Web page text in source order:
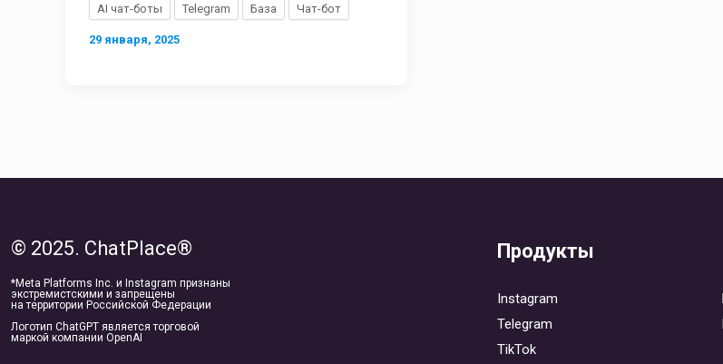
AI чат-боты Telegram База Чат-бот
29 января, 2025
© 2025. ChatPlace®
*Meta Platforms Inc. и Instagram признаны
экстремистскими и запрещены
на территории Российской Федерации
Логотип ChatGPT является торговой
маркой компании OpenAI
Продукты
Instagram
Telegram
TikTok